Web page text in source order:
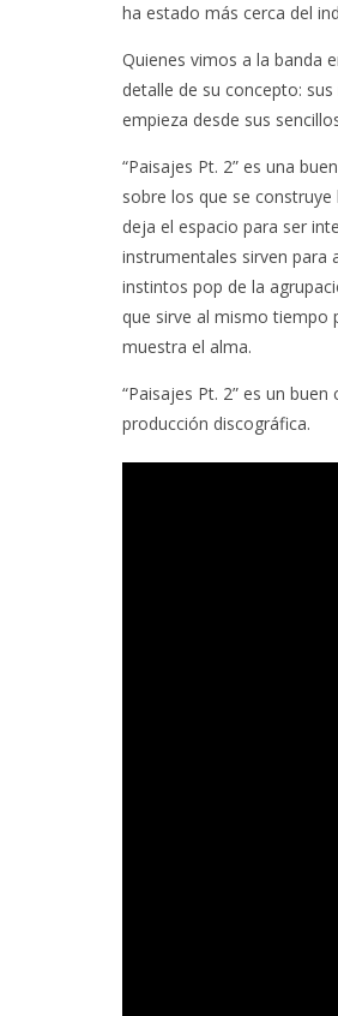
ha estado más cerca del
Quienes vimos a la banda
detalle de su concepto:
empieza desde sus
“Paisajes Pt. 2” es una
sobre los que se
deja el espacio para ser
instrumentales sirven para
instintos pop de la
que sirve al mismo tiempo
muestra el alma.
“Paisajes Pt. 2” es un
producción discográfica.